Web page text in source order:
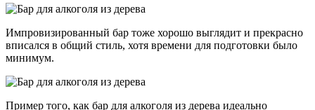
Импровизированный бар тоже хорошо выглядит и прекрасно
вписался в общий стиль, хотя времени для подготовки было
минимум.
Пример того, как бар для алкоголя из дерева идеально